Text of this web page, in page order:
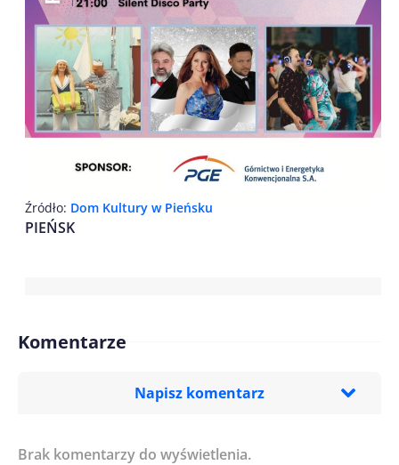
Źródło: Dom Kultury w Pieńsku
PIEŃSK
Komentarze
Napisz komentarz
Imię/ Nick*
Brak komentarzy do wyświetlenia.